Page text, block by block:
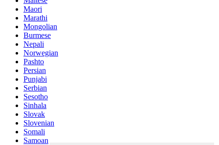
Maori
Marathi
Mongolian
Burmese
Nepali
Norwegian
Pashto
Persian
Punjabi
Serbian
Sesotho
Sinhala
Slovak
Slovenian
Somali
Samoan